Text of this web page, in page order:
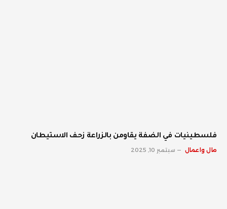
فلسطينيات في الضفة يقاومن بالزراعة زحف الاستيطان
مال واعمال سبتمبر 10, 2025